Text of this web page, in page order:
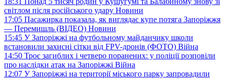
світлом після російського удару Новини
17:05 Пасажирка показала, як виглядає купе потяга Запоріжжя
— Перемишль (ВІДЕО) Новини
15:45 У Запоріжжі на футбольному майданчику школи
встановили захисні сітки від FPV-дронів (ФОТО) Війна
14:50 Троє загиблих і четверо поранених: у поліції розповіли
про наслідки атак на Запоріжжі Війна
12:07 У Запоріжжі на території міського парку запровадили